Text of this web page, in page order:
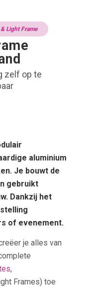
Light Frame
zelf op te
aluminium
Je bouwt de
gebruikt
Dankzij het
of evenement.
je alles van
,
Frames) toe